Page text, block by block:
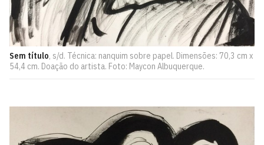
Sem título, s/d. Técnica: nanquim sobre papel. Dimensões: 70,3 cm x
54,4 cm. Doação do artista. Foto: Maycon Albuquerque.